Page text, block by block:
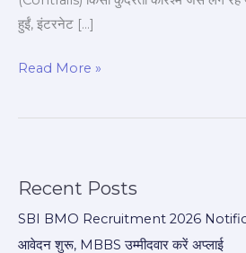
हुईं, इंटरनेट […]
Read More »
Recent Posts
SBI BMO Recruitment 2026
आवेदन शुरू, MBBS उम्मीदवार करें अप्लाई